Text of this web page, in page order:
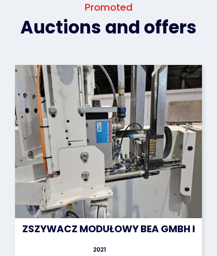
Promoted
Auctions and offers
ZSZYWACZ MODUŁOWY BEA GMBH
2021